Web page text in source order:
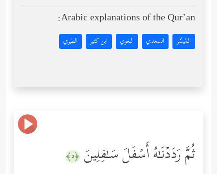
Arabic explanations of the Qur’an:
المُيسَّر السعدي البغوي ابن كثير الطبري
ثُمَّ رَدَدۡنَـٰهُ أَسۡفَلَ سَـٰفِلِینَ ﴿٥﴾